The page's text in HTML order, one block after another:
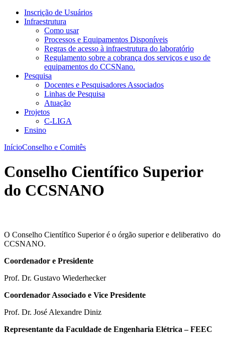
Inscrição de Usuários
Infraestrutura
Como usar
Processos e Equipamentos Disponíveis
Regras de acesso à infraestrutura do laboratório
Regulamento sobre a cobrança dos serviços e uso de
equipamentos do CCSNano.
Pesquisa
Docentes e Pesquisadores Associados
Linhas de Pesquisa
Atuação
Projetos
C-LIGA
Ensino
InícioConselho e Comitês
Conselho Científico Superior
do CCSNANO
O Conselho Científico Superior é o órgão superior e deliberativo do
CCSNANO.
Coordenador e Presidente
Prof. Dr. Gustavo Wiederhecker
Coordenador Associado e Vice Presidente
Prof. Dr. José Alexandre Diniz
Representante da Faculdade de Engenharia Elétrica – FEEC